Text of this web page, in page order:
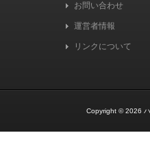
お問い合わせ
運営者情報
リンクについて
Copyright © 2026